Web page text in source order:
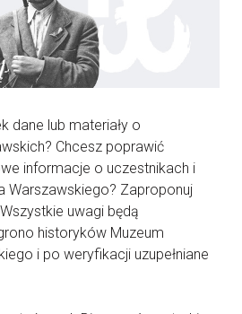
dane lub materiały o
Chcesz poprawić
informacje o uczestnikach i
Warszawskiego? Zaproponuj
uwagi będą
historyków Muzeum
i po weryfikacji uzupełniane